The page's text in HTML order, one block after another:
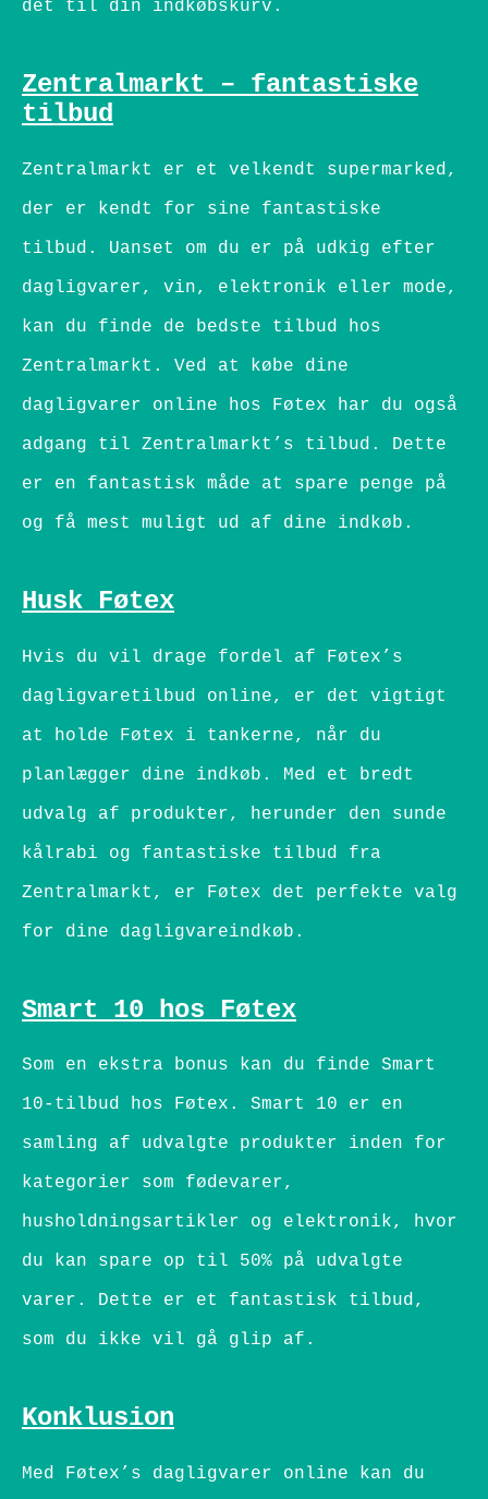
det til din indkøbskurv.
Zentralmarkt – fantastiske
tilbud
Zentralmarkt er et velkendt supermarked,
der er kendt for sine fantastiske
tilbud. Uanset om du er på udkig efter
dagligvarer, vin, elektronik eller mode,
kan du finde de bedste tilbud hos
Zentralmarkt. Ved at købe dine
dagligvarer online hos Føtex har du også
adgang til Zentralmarkt’s tilbud. Dette
er en fantastisk måde at spare penge på
og få mest muligt ud af dine indkøb.
Husk Føtex
Hvis du vil drage fordel af Føtex’s
dagligvaretilbud online, er det vigtigt
at holde Føtex i tankerne, når du
planlægger dine indkøb. Med et bredt
udvalg af produkter, herunder den sunde
kålrabi og fantastiske tilbud fra
Zentralmarkt, er Føtex det perfekte valg
for dine dagligvareindkøb.
Smart 10 hos Føtex
Som en ekstra bonus kan du finde Smart
10-tilbud hos Føtex. Smart 10 er en
samling af udvalgte produkter inden for
kategorier som fødevarer,
husholdningsartikler og elektronik, hvor
du kan spare op til 50% på udvalgte
varer. Dette er et fantastisk tilbud,
som du ikke vil gå glip af.
Konklusion
Med Føtex’s dagligvarer online kan du